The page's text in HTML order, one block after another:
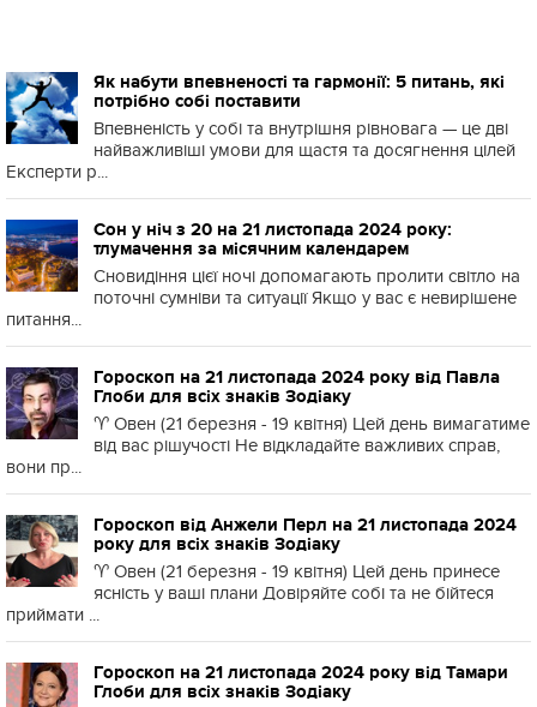
Як набути впевненості та гармонії: 5 питань, які
потрібно собі поставити
Впевненість у собі та внутрішня рівновага — це дві
найважливіші умови для щастя та досягнення цілей
Експерти р...
Сон у ніч з 20 на 21 листопада 2024 року:
тлумачення за місячним календарем
Сновидіння цієї ночі допомагають пролити світло на
поточні сумніви та ситуації Якщо у вас є невирішене
питання...
Гороскоп на 21 листопада 2024 року від Павла
Глоби для всіх знаків Зодіаку
♈️ Овен (21 березня - 19 квітня) Цей день вимагатиме
від вас рішучості Не відкладайте важливих справ,
вони пр...
Гороскоп від Анжели Перл на 21 листопада 2024
року для всіх знаків Зодіаку
♈️ Овен (21 березня - 19 квітня) Цей день принесе
ясність у ваші плани Довіряйте собі та не бійтеся
приймати ...
Гороскоп на 21 листопада 2024 року від Тамари
Глоби для всіх знаків Зодіаку